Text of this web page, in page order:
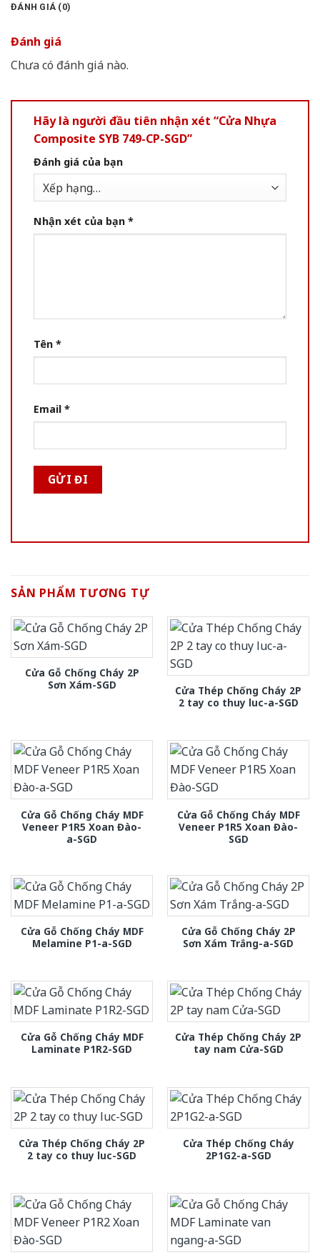
ĐÁNH GIÁ (0)
Đánh giá
Chưa có đánh giá nào.
Hãy là người đầu tiên nhận xét “Cửa Nhựa
Composite SYB 749-CP-SGD”
Đánh giá của bạn
Nhận xét của bạn *
Tên *
Email *
SẢN PHẨM TƯƠNG TỰ
Cửa Gỗ Chống Cháy 2P
Sơn Xám-SGD
Cửa Thép Chống Cháy 2P
2 tay co thuy luc-a-SGD
Cửa Gỗ Chống Cháy MDF
Veneer P1R5 Xoan Đào-
a-SGD
Cửa Gỗ Chống Cháy MDF
Veneer P1R5 Xoan Đào-
SGD
Cửa Gỗ Chống Cháy MDF
Melamine P1-a-SGD
Cửa Gỗ Chống Cháy 2P
Sơn Xám Trắng-a-SGD
Cửa Gỗ Chống Cháy MDF
Laminate P1R2-SGD
Cửa Thép Chống Cháy 2P
tay nam Cửa-SGD
Cửa Thép Chống Cháy 2P
2 tay co thuy luc-SGD
Cửa Thép Chống Cháy
2P1G2-a-SGD